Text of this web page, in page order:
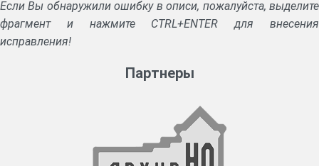
Если Вы обнаружили ошибку в описи, пожалуйста, выделите
фрагмент и нажмите CTRL+ENTER для внесения
исправления!
Партнеры